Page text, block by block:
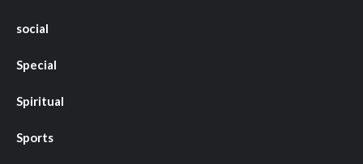
social
Special
Spiritual
Sports